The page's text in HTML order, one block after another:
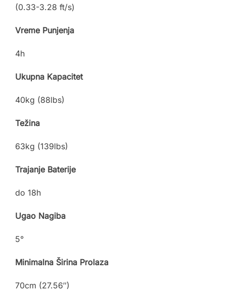
(0.33-3.28 ft/s)
Vreme Punjenja
4h
Ukupna Kapacitet
40kg (88lbs)
Težina
63kg (139lbs)
Trajanje Baterije
do 18h
Ugao Nagiba
5°
Minimalna Širina Prolaza
70cm (27.56″)